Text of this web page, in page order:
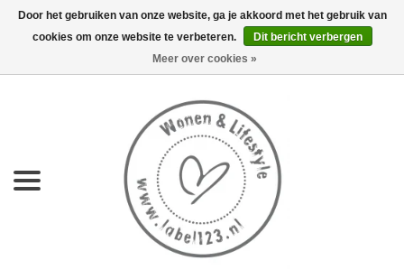
0 Artikelen - €0,00
KEUKEN
Door het gebruiken van onze website, ga je akkoord met het gebruik van
cookies om onze website te verbeteren.
Dit bericht verbergen
Meer over cookies »